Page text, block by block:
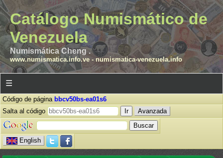
Catálogo Numismático de
Venezuela
Numismática Cheng .
www.numismatica.info.ve- numismatica-venezuela.info
☰
Código de página bbcv50bs-ea01s6
Salta al código
Avanzada
English